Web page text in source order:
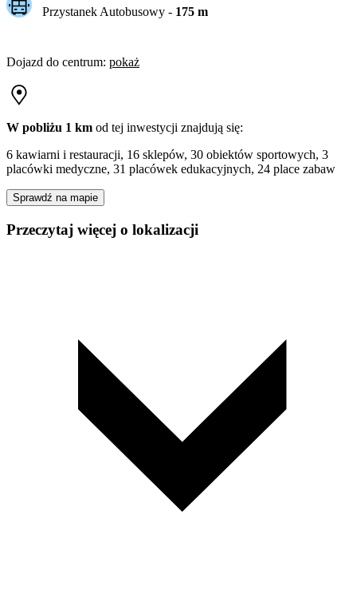
Przystanek Autobusowy - 175m
Dojazd do centrum: pokaż
W pobliżu 1 km od tej inwestycji znajdują się:
6 kawiarni i restauracji, 16 sklepów, 30 obiektów sportowych, 3
placówki medyczne, 31 placówek edukacyjnych, 24 place zabaw
Sprawdź na mapie
Przeczytaj więcej o lokalizacji